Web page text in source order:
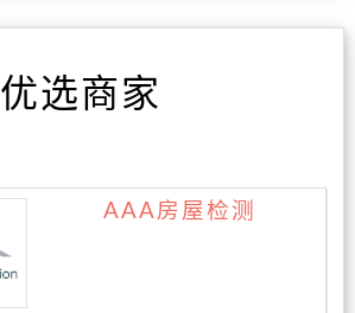
优选商家
AAA房屋检测